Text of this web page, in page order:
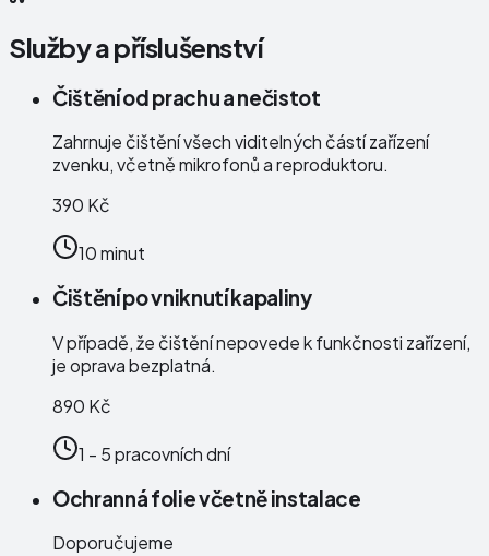
Služby a příslušenství
Čištění od prachu a nečistot
Zahrnuje čištění všech viditelných částí zařízení
zvenku, včetně mikrofonů a reproduktoru.
390 Kč
10 minut
Čištění po vniknutí kapaliny
V případě, že čištění nepovede k funkčnosti zařízení,
je oprava bezplatná.
890 Kč
1 - 5 pracovních dní
Ochranná folie včetně instalace
Doporučujeme